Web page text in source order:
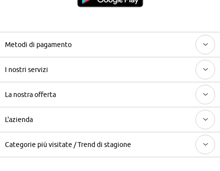
Metodi di pagamento
I nostri servizi
La nostra offerta
L'azienda
Categorie più visitate / Trend di stagione